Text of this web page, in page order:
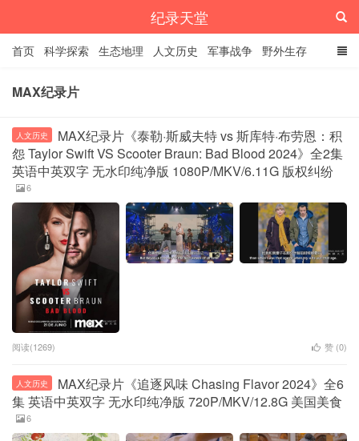
纪录天堂
首页 科学探索 生态地理 人文历史 军事战争 野外生存
经典纪录 4K纪录片
MAX纪录片
人文历史
MAX纪录片《泰勒·斯威夫特 vs 斯库特·布劳恩：积
怨 Taylor Swift VS Scooter Braun: Bad Blood 2024》全2集
英语中英双字 无水印纯净版 1080P/MKV/6.11G 版权纠纷
6
阅读(1269) 赞 (0)
人文历史
MAX纪录片《追逐风味 Chasing Flavor 2024》全6
集 英语中英双字 无水印纯净版 720P/MKV/12.8G 美国美食
6